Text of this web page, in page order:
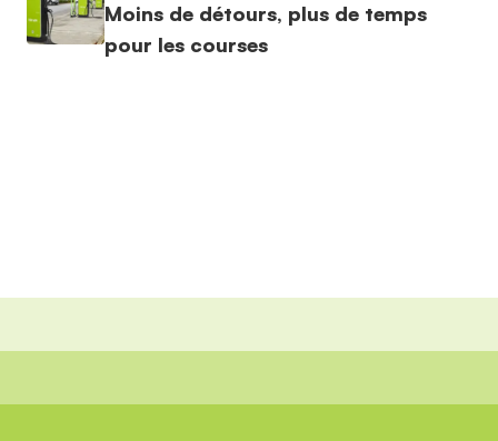
Moins de détours, plus de temps
pour les courses